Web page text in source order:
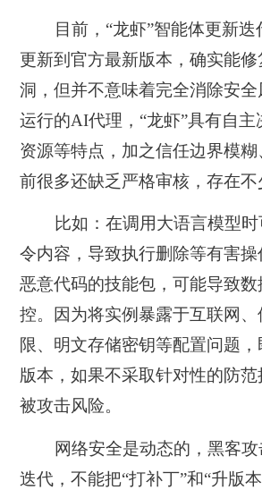
目前，“龙虾”智能体更新
更新到官方最新版本，确实能
洞，但并不意味着完全消除安
运行的AI代理，“龙虾”具有自
资源等特点，加之信任边界模糊
前很多还缺乏严格审核，存在不
比如： 在调用大语言模型
令内容，导致执行删除等有害操
恶意代码的技能包，可能导致
控。因为将实例暴露于互联网
限、明文存储密钥等配置问题
版本，如果不采取针对性的防
被攻击风险。
网络安全是动态的，黑客
迭代，不能把“打补丁”和“升版